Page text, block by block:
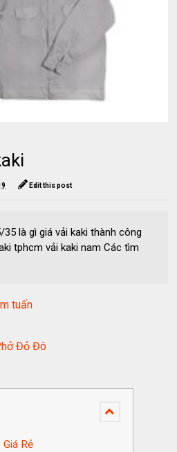
Edit this post
là gì giá vải kaki thành công
tphcm vải kaki nam Các tìm
tuấn
Đỏ Đô
Rẻ